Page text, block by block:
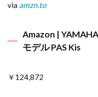
via amzn.to
Amazon |
モデル PAS Kis
￥124,872